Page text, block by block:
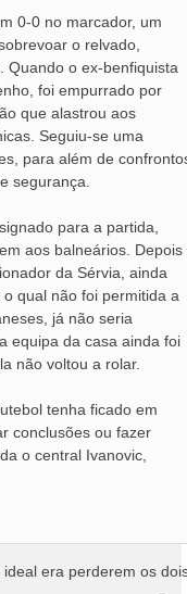
0-0 no marcador, um
o relvado,
Quando o ex-benfiquista
foi empurrado por
que alastrou aos
Seguiu-se uma
para além de
segurança.
para a partida,
aos balneários. Depois
da Sérvia, ainda
qual não foi permitida a
já não seria
equipa da casa ainda foi
não voltou a rolar.
tenha ficado em
conclusões ou fazer
o central Ivanovic,
era perderem os